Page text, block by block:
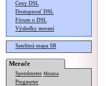
Ceny DSL
Dostupnosť DSL
Fórum o DSL
Výsledky meraní
Satelitná mapa SR
Merače
Speedmeter Merania
Pingmeter